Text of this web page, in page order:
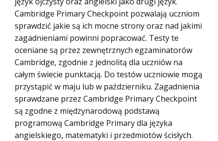
Cambridge Primary Checkpoint pozwalają uczniom
sprawdzić jakie są ich mocne strony oraz nad jakimi
zagadnieniami powinni popracować. Testy te
oceniane są przez zewnętrznych egzaminatorów
Cambridge, zgodnie z jednolitą dla uczniów na
całym świecie punktacją. Do testów uczniowie mogą
przystąpić w maju lub w październiku. Zagadnienia
sprawdzane przez Cambridge Primary Checkpoint
są zgodne z międzynarodową podstawą
programową Cambridge Primary dla języka
angielskiego, matematyki i przedmiotów ścisłych.